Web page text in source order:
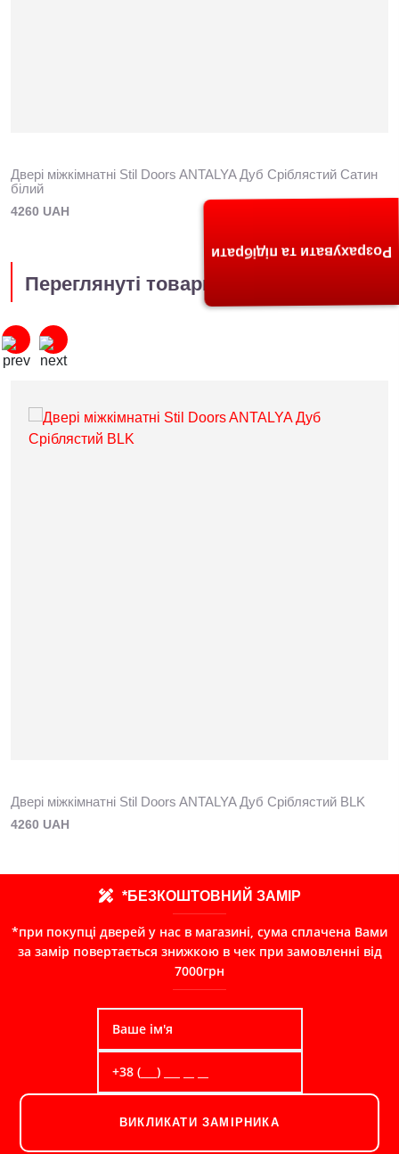
Двері міжкімнатні Stil Doors ANTALYA Дуб Сріблястий Сатин
білий
4260 UAH
Переглянуті товари
Двері міжкімнатні Stil Doors ANTALYA Дуб Сріблястий BLK
4260 UAH
*БЕЗКОШТОВНИЙ ЗАМІР
*при покупці дверей у нас в магазині, сума сплачена Вами
за замір повертається знижкою в чек при замовленні від
7000грн
ВИКЛИКАТИ ЗАМІРНИКА
Розрахувати та підібрати